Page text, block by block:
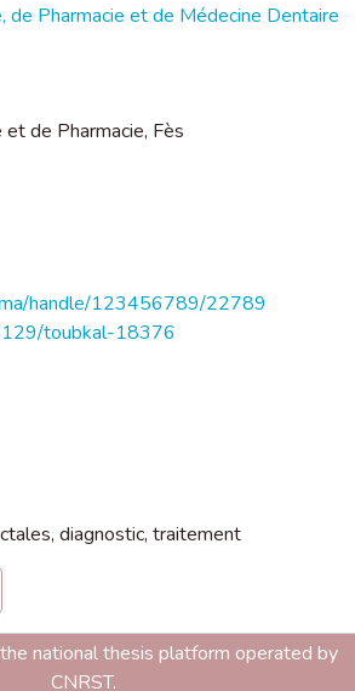
de Pharmacie et de Médecine Dentaire
de Pharmacie, Fès
handle/123456789/22789
toubkal-18376
, diagnostic, traitement
national thesis platform operated by
CNRST.